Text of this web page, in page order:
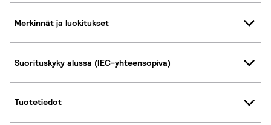
Merkinnät ja luokitukset
Suorituskyky alussa (IEC-yhteensopiva)
Tuotetiedot